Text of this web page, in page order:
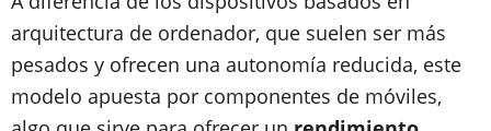
arquitectura de ordenador, que suelen ser más
pesados y ofrecen una autonomía reducida, este
modelo apuesta por componentes de móviles,